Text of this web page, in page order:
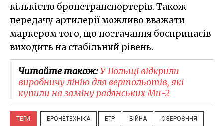
кількістю бронетранспортерів. Також
передачу артилерії можливо вважати
маркером того, що постачання боєприпасів
виходить на стабільний рівень.
Читайте також:У Польщі відкрили
виробничу лінію для вертольотів, які
купили на заміну радянських Ми-2
ТЕГИ БРОНЕТЕХНІКА БТР ВІЙНА ОЗБРОЄННЯ